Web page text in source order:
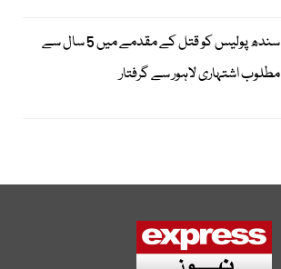
سندھ پولیس کو قتل کے مقدمے میں 5 سال سے
مطلوب اشتہاری لاہور سے گرفتار